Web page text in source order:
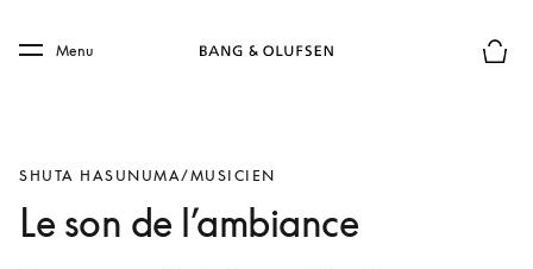
Skip to main footer
Menu
SHUTA HASUNUMA/MUSICIEN
Le son de l’ambiance